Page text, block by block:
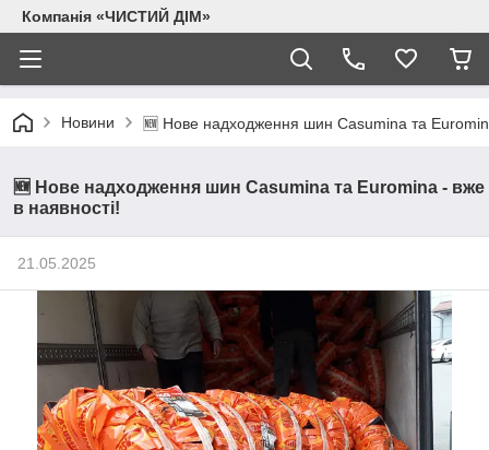
Компанія «ЧИСТИЙ ДІМ»
Новини 🆕 Нове надходження шин Casumina та
🆕 Нове надходження шин Casumina та Euromina - вже
в наявності!
21.05.2025